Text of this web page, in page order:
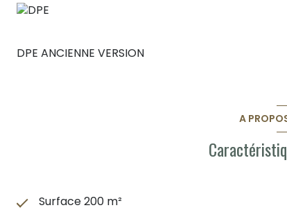
DPE ANCIENNE VERSION
A
Surface 200 m²